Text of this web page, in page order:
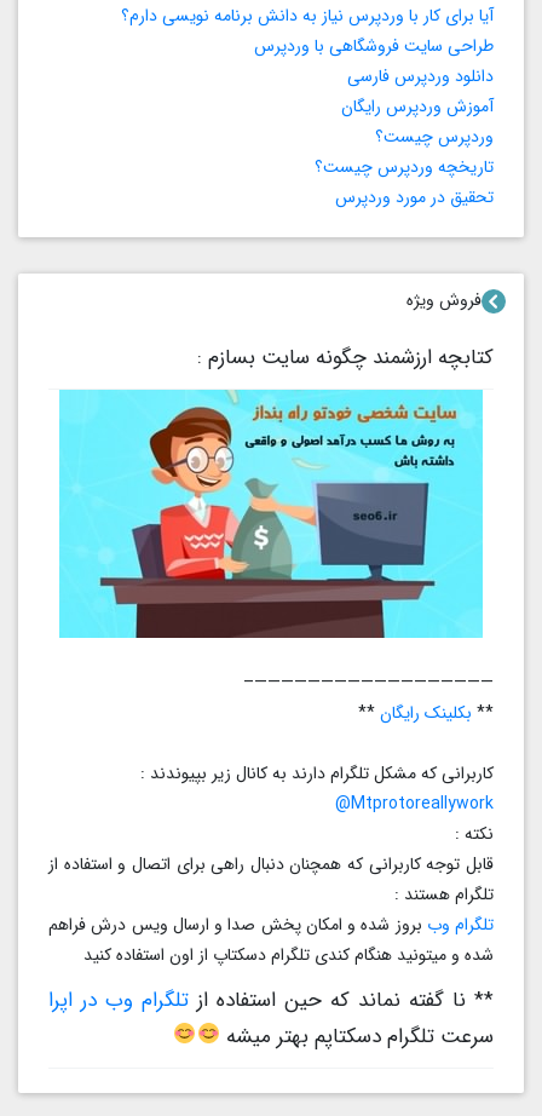
آیا برای کار با وردپرس نیاز به دانش برنامه‌ نویسی دارم؟
طراحی سایت فروشگاهی با وردپرس
دانلود وردپرس فارسی
آموزش وردپرس رایگان
وردپرس چیست؟
تاریخچه وردپرس چیست؟
تحقیق در مورد وردپرس
فروش ویژه
کتابچه ارزشمند چگونه سایت بسازم :
——————————————————–
**بکلینک رایگان**
کاربرانی که مشکل تلگرام دارند به کانال زیر بپیوندند :
Mtprotoreallywork@
نکته :
قابل توجه کاربرانی که همچنان دنبال راهی برای اتصال و استفاده از
تلگرام هستند :
تلگرام وببروز شده و امکان پخش صدا و ارسال ویس درش فراهم
شده و میتونید هنگام کندی تلگرام دسکتاپ از اون استفاده کنید
** نا گفته نماند که حین استفاده از تلگرام وب در اپرا
سرعت تلگرام دسکتاپم بهتر میشه